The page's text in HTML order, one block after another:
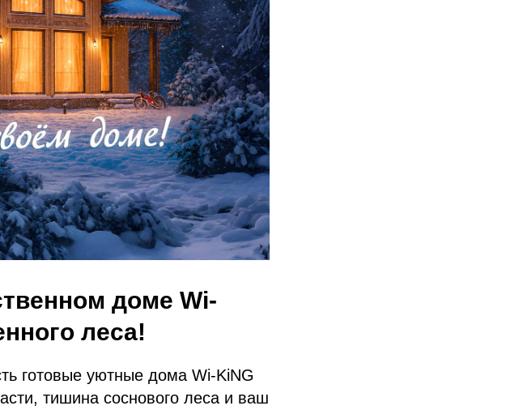
доме Wi-
леса!
готовые уютные дома Wi-KiNG
тишина соснового леса и ваш